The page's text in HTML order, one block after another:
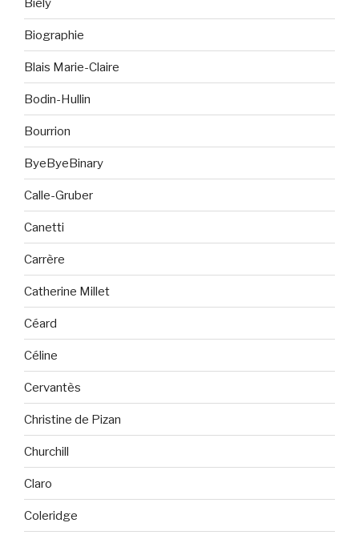
Biély
Biographie
Blais Marie-Claire
Bodin-Hullin
Bourrion
ByeByeBinary
Calle-Gruber
Canetti
Carrère
Catherine Millet
Céard
Céline
Cervantès
Christine de Pizan
Churchill
Claro
Coleridge